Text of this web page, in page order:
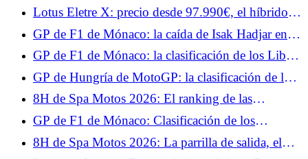
Libres 1, Quartararo a las puertas del Top 10,
Márquez empieza bien
Lotus Eletre X: precio desde 97.990€, el híbrido
enchufable más barato que el eléctrico
GP de F1 de Mónaco: la caída de Isak Hadjar en
vídeo, rompió su suspensión
GP de F1 de Mónaco: la clasificación de los Libres
1, Leclerc y Hamilton dominan la competición,
Hadjar en el muro
GP de Hungría de MotoGP: la clasificación de los
test, decepción para Fabio Quartararo, se pierde la
Q2 por un pelo
8H de Spa Motos 2026: El ranking de las
Calificaciones 1, el BMW n°27 en la pole
provisional en casa
GP de F1 de Mónaco: Clasificación de los
entrenamientos libres 2, Lewis Hamilton confirma,
Isack Hadjar recupera su nivel
8H de Spa Motos 2026: La parrilla de salida, el